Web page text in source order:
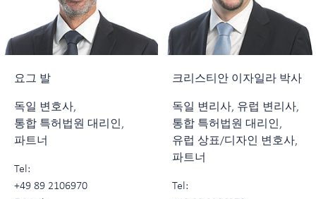
요그 발
독일 변호사,
통합 특허법원 대리인,
파트너
Tel:
+49 89 2106970
크리스티안 이자일라 박사
독일 변리사, 유럽 변리사,
통합 특허법원 대리인,
유럽 상표/디자인 변호사,
파트너
Tel: